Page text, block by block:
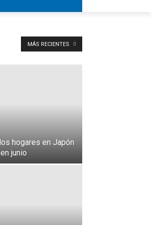
MÁS RECIENTES
hogares en Japón
junio